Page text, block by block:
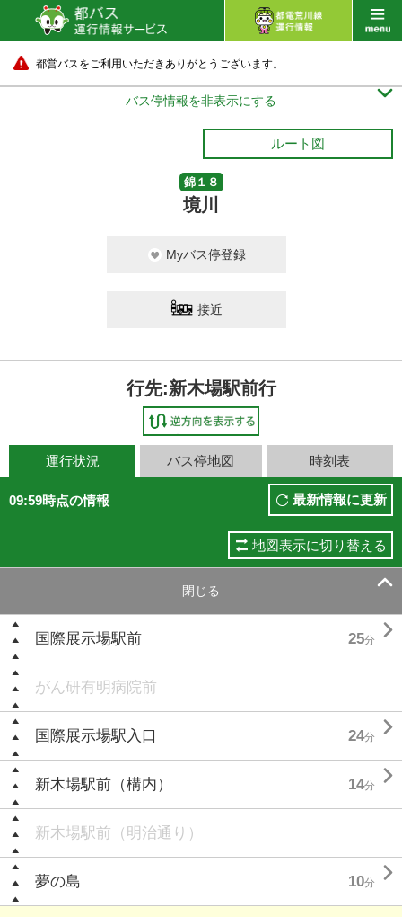
都営バスをご利用いただきありがとうございます。
バス停情報を非表示にする 
ルート図
錦１８
境川
Myバス停登録
接近
行先:新木場駅前行
運行状況 バス停地図 時刻表
09:59時点の情報 最新情報に更新
地図表示に切り替える
閉じる 
国際展示場駅前 25分 
がん研有明病院前
国際展示場駅入口 24分 
新木場駅前（構内） 14分 
新木場駅前（明治通り）
夢の島 10分 